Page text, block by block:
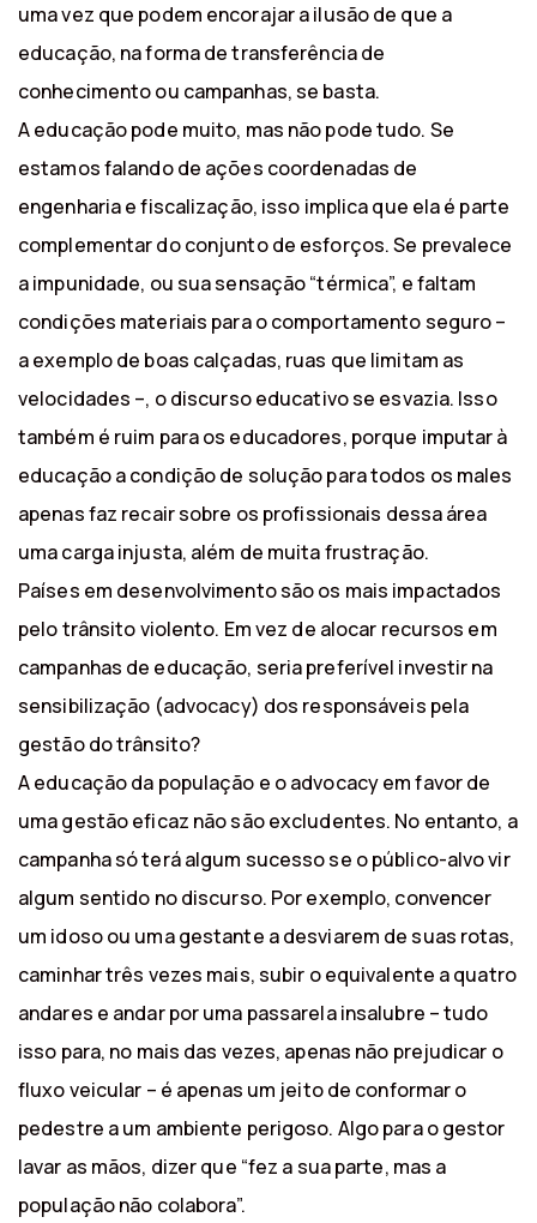
uma vez que podem encorajar a ilusão de que a
educação, na forma de transferência de
conhecimento ou campanhas, se basta.
A educação pode muito, mas não pode tudo. Se
estamos falando de ações coordenadas de
engenharia e fiscalização, isso implica que ela é parte
complementar do conjunto de esforços. Se prevalece
a impunidade, ou sua sensação “térmica”, e faltam
condições materiais para o comportamento seguro –
a exemplo de boas calçadas, ruas que limitam as
velocidades –, o discurso educativo se esvazia. Isso
também é ruim para os educadores, porque imputar à
educação a condição de solução para todos os males
apenas faz recair sobre os profissionais dessa área
uma carga injusta, além de muita frustração.
Países em desenvolvimento são os mais impactados
pelo trânsito violento. Em vez de alocar recursos em
campanhas de educação, seria preferível investir na
sensibilização (advocacy) dos responsáveis pela
gestão do trânsito?
A educação da população e o advocacy em favor de
uma gestão eficaz não são excludentes. No entanto, a
campanha só terá algum sucesso se o público-alvo vir
algum sentido no discurso. Por exemplo, convencer
um idoso ou uma gestante a desviarem de suas rotas,
caminhar três vezes mais, subir o equivalente a quatro
andares e andar por uma passarela insalubre – tudo
isso para, no mais das vezes, apenas não prejudicar o
fluxo veicular – é apenas um jeito de conformar o
pedestre a um ambiente perigoso. Algo para o gestor
lavar as mãos, dizer que “fez a sua parte, mas a
população não colabora”.